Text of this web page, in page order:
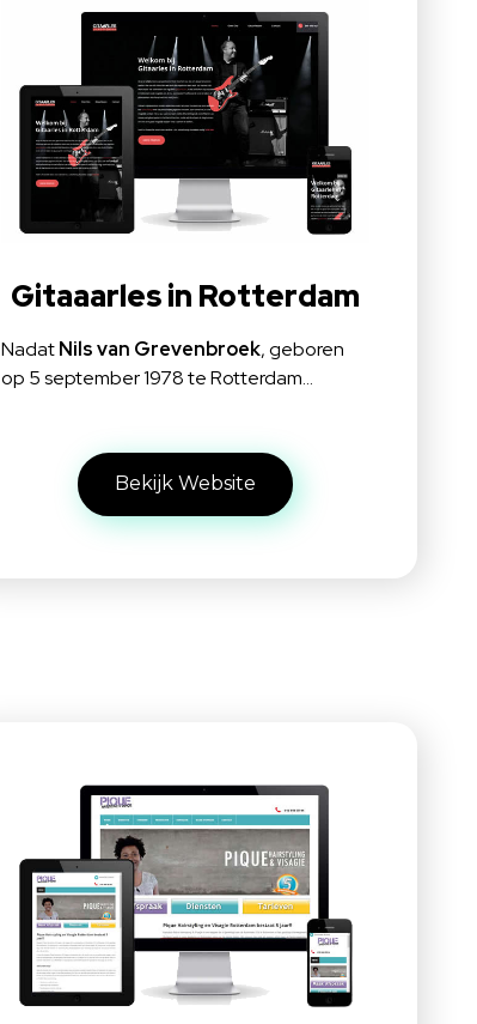
Gitaaarles in Rotterdam
NadatNils van Grevenbroek, geboren
op 5 september 1978 te Rotterdam…
Bekijk Website